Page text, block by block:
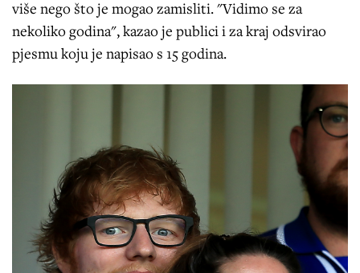
više nego što je mogao zamisliti. "Vidimo se za
nekoliko godina", kazao je publici i za kraj odsvirao
pjesmu koju je napisao s 15 godina.